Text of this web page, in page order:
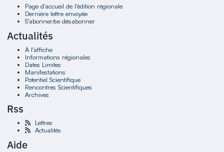
Page d'accueil de l'édition régionale
Dernière lettre envoyée
S'abonner/se désabonner
Actualités
À l'affiche
Informations régionales
Dates Limites
Manifestations
Potentiel Scientifique
Rencontres Scientifiques
Archives
Rss
Lettres
Actualités
Aide